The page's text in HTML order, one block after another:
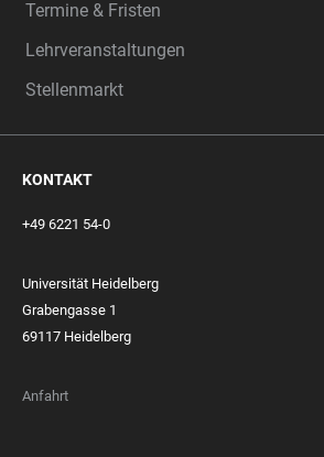
Termine & Fristen
Lehrveranstaltungen
Stellenmarkt
KONTAKT
+49 6221 54-0
Universität Heidelberg
Grabengasse 1
69117 Heidelberg
Anfahrt